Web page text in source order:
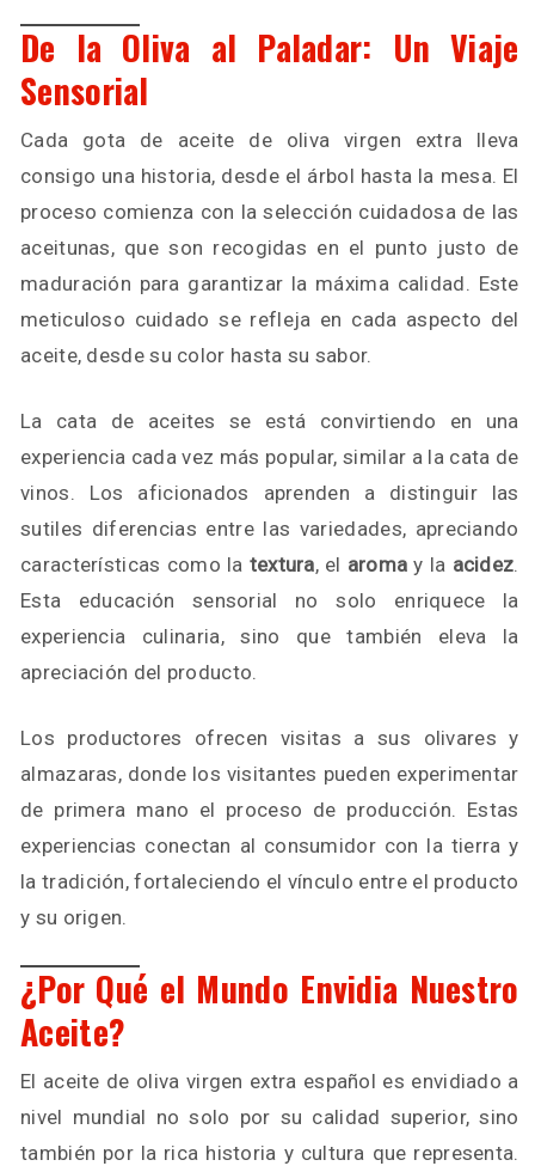
De la Oliva al Paladar: Un Viaje
Sensorial
Cada gota de aceite de oliva virgen extra lleva
consigo una historia, desde el árbol hasta la mesa. El
proceso comienza con la selección cuidadosa de las
aceitunas, que son recogidas en el punto justo de
maduración para garantizar la máxima calidad. Este
meticuloso cuidado se refleja en cada aspecto del
aceite, desde su color hasta su sabor.
La cata de aceites se está convirtiendo en una
experiencia cada vez más popular, similar a la cata de
vinos. Los aficionados aprenden a distinguir las
sutiles diferencias entre las variedades, apreciando
características como la textura, el aroma y la acidez.
Esta educación sensorial no solo enriquece la
experiencia culinaria, sino que también eleva la
apreciación del producto.
Los productores ofrecen visitas a sus olivares y
almazaras, donde los visitantes pueden experimentar
de primera mano el proceso de producción. Estas
experiencias conectan al consumidor con la tierra y
la tradición, fortaleciendo el vínculo entre el producto
y su origen.
¿Por Qué el Mundo Envidia Nuestro
Aceite?
El aceite de oliva virgen extra español es envidiado a
nivel mundial no solo por su calidad superior, sino
también por la rica historia y cultura que representa.